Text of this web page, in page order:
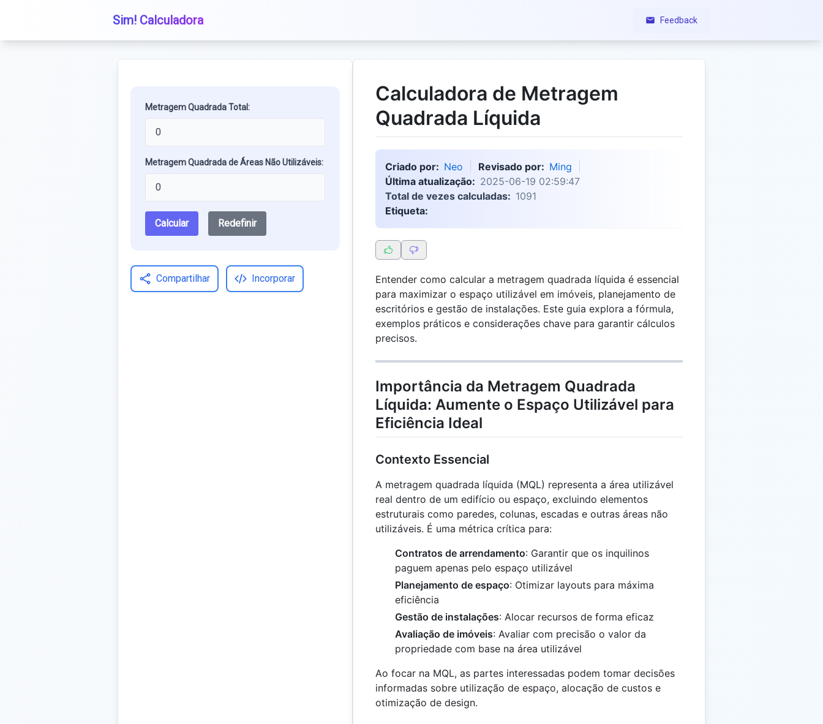
Sim! Calculadora Feedback
Metragem Quadrada Total:
Metragem Quadrada de Áreas Não Utilizáveis:
Calcular Redefinir
Compartilhar Incorporar
Calculadora de Metragem
Quadrada Líquida
Criado por: Neo Revisado por: Ming
Última atualização: 2025-06-19 02:59:47
Total de vezes calculadas: 1091
Etiqueta:
Entender como calcular a metragem quadrada líquida é essencial
para maximizar o espaço utilizável em imóveis, planejamento de
escritórios e gestão de instalações. Este guia explora a fórmula,
exemplos práticos e considerações chave para garantir cálculos
precisos.
Importância da Metragem Quadrada
Líquida: Aumente o Espaço Utilizável para
Eficiência Ideal
Contexto Essencial
A metragem quadrada líquida (MQL) representa a área utilizável
real dentro de um edifício ou espaço, excluindo elementos
estruturais como paredes, colunas, escadas e outras áreas não
utilizáveis. É uma métrica crítica para:
Contratos de arrendamento: Garantir que os inquilinos
paguem apenas pelo espaço utilizável
Planejamento de espaço: Otimizar layouts para máxima
eficiência
Gestão de instalações: Alocar recursos de forma eficaz
Avaliação de imóveis: Avaliar com precisão o valor da
propriedade com base na área utilizável
Ao focar na MQL, as partes interessadas podem tomar decisões
informadas sobre utilização de espaço, alocação de custos e
otimização de design.